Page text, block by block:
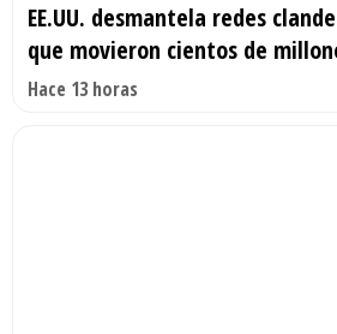
EE.UU. desmantela redes
que movieron cientos de
Hace 13 horas